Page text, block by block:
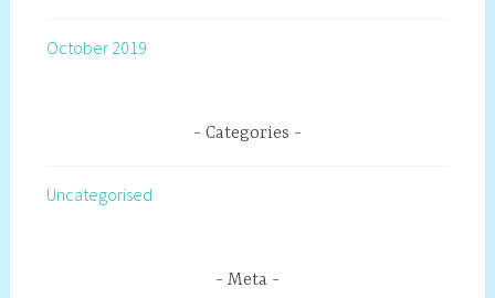
October 2019
Categories
Uncategorised
Meta